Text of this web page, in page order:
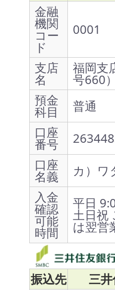
金融
機関
コー
ド
0001
支店
名
福岡支
号660）
預金
科目
普通
口座
番号
口座
名義
カ）ワ
入金
確認
可能
時間
平日
土日祝
は翌営
振込先
三